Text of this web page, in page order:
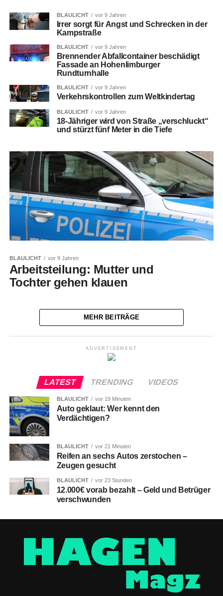
BLAULICHT vor 9 Jahren
Irrer sorgt für Angst und Schrecken in der
Kampstraße
BLAULICHT vor 9 Jahren
Brennender Abfallcontainer beschädigt
Fassade an Hohenlimburger
Rundturnhalle
BLAULICHT vor 9 Jahren
Verkehrskontrollen zum Weltkindertag
BLAULICHT vor 9 Jahren
18-Jähriger wird von Straße „verschluckt“
und stürzt fünf Meter in die Tiefe
BLAULICHT vor 9 Jahren
Arbeitsteilung: Mutter und
Tochter gehen klauen
MEHR BEITRÄGE
ADVERTISEMENT
LATEST TRENDING VIDEOS
BLAULICHT vor 19 Minuten
Auto geklaut: Wer kennt den
Verdächtigen?
BLAULICHT vor 21 Minuten
Reifen an sechs Autos zerstochen –
Zeugen gesucht
BLAULICHT vor 23 Stunden
12.000€ vorab bezahlt – Geld und Betrüger
verschwunden